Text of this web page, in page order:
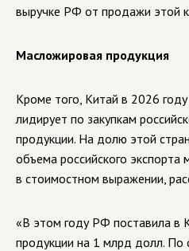
выручке РФ от продажи этой
Масложировая продукция
Кроме того, Китай в 2026
лидирует по закупкам
продукции. На долю этой
объема российского
в стоимостном выражении,
«В этом году РФ поставила в
продукции на 1 млрд долл. По